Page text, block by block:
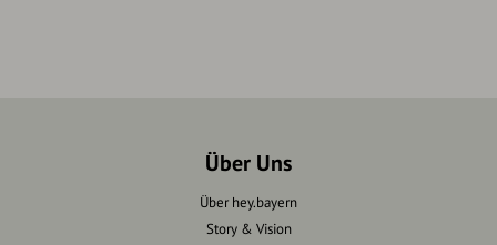
Über Uns
Über hey.bayern
Story & Vision